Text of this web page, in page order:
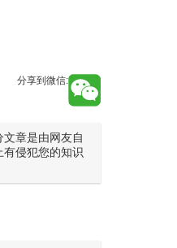
分享到微信:
章是由网友自
侵犯您的知识